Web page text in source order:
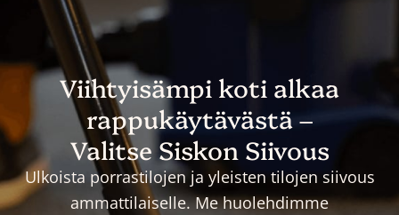
Viihtyisämpi koti alkaa
rappukäytävästä –
Valitse Siskon Siivous
Ulkoista porrastilojen ja yleisten tilojen siivous
ammattilaiselle. Me huolehdimme